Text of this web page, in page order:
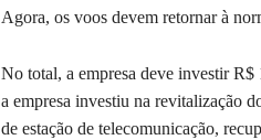
Agora, os voos devem retornar à
No total, a empresa deve investir R$
a empresa investiu na revitalização
de estação de telecomunicação,